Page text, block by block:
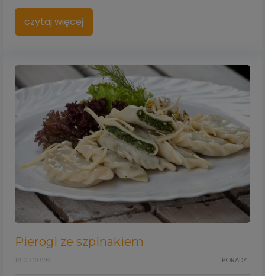
czytaj więcej
Pierogi ze szpinakiem
PORADY
16.07.2026